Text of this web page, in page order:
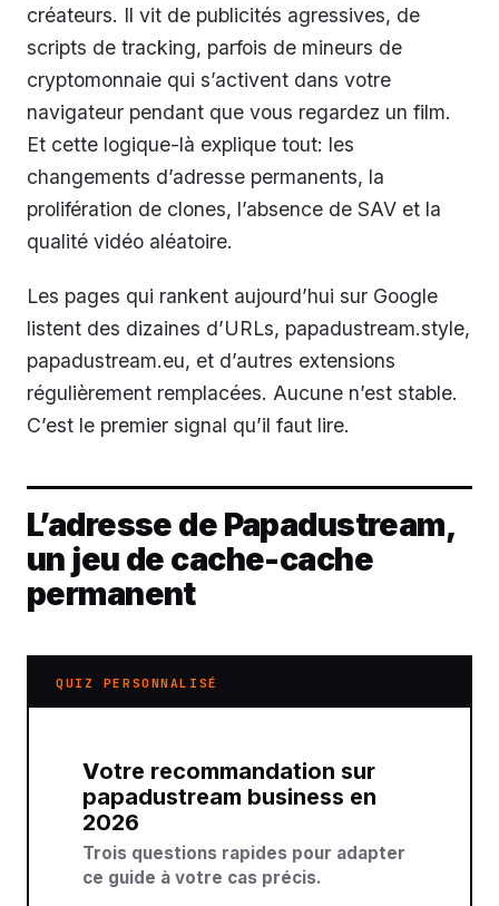
créateurs. Il vit de publicités agressives, de
scripts de tracking, parfois de mineurs de
cryptomonnaie qui s’activent dans votre
navigateur pendant que vous regardez un film.
Et cette logique-là explique tout: les
changements d’adresse permanents, la
prolifération de clones, l’absence de SAV et la
qualité vidéo aléatoire.
Les pages qui rankent aujourd’hui sur Google
listent des dizaines d’URLs, papadustream.style,
papadustream.eu, et d’autres extensions
régulièrement remplacées. Aucune n’est stable.
C’est le premier signal qu’il faut lire.
L’adresse de Papadustream,
un jeu de cache-cache
permanent
QUIZ PERSONNALISÉ
Votre recommandation sur
papadustream business en
2026
Trois questions rapides pour adapter
ce guide à votre cas précis.